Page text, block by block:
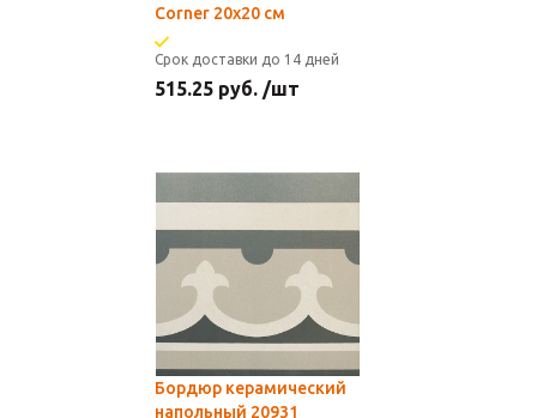
Corner 20х20 см
Срок доставки до 14 дней
515.25 руб. /шт
Бордюр керамический
напольный 20931